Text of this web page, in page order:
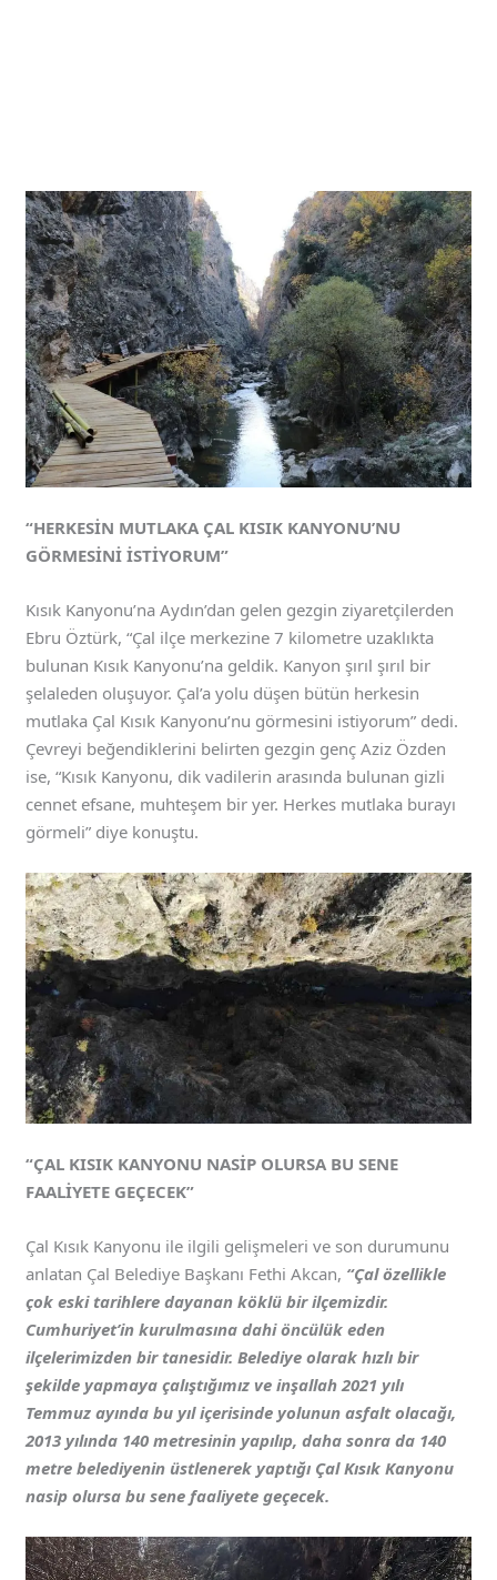
“HERKESİN MUTLAKA ÇAL KISIK KANYONU’NU
GÖRMESİNİ İSTİYORUM”
Kısık Kanyonu’na Aydın’dan gelen gezgin ziyaretçilerden
Ebru Öztürk, “Çal ilçe merkezine 7 kilometre uzaklıkta
bulunan Kısık Kanyonu’na geldik. Kanyon şırıl şırıl bir
şelaleden oluşuyor. Çal’a yolu düşen bütün herkesin
mutlaka Çal Kısık Kanyonu’nu görmesini istiyorum” dedi.
Çevreyi beğendiklerini belirten gezgin genç Aziz Özden
ise, “Kısık Kanyonu, dik vadilerin arasında bulunan gizli
cennet efsane, muhteşem bir yer. Herkes mutlaka burayı
görmeli” diye konuştu.
“ÇAL KISIK KANYONU NASİP OLURSA BU SENE
FAALİYETE GEÇECEK”
Çal Kısık Kanyonu ile ilgili gelişmeleri ve son durumunu
anlatan Çal Belediye Başkanı Fethi Akcan, “Çal özellikle
çok eski tarihlere dayanan köklü bir ilçemizdir.
Cumhuriyet’in kurulmasına dahi öncülük eden
ilçelerimizden bir tanesidir. Belediye olarak hızlı bir
şekilde yapmaya çalıştığımız ve inşallah 2021 yılı
Temmuz ayında bu yıl içerisinde yolunun asfalt olacağı,
2013 yılında 140 metresinin yapılıp, daha sonra da 140
metre belediyenin üstlenerek yaptığı Çal Kısık Kanyonu
nasip olursa bu sene faaliyete geçecek.